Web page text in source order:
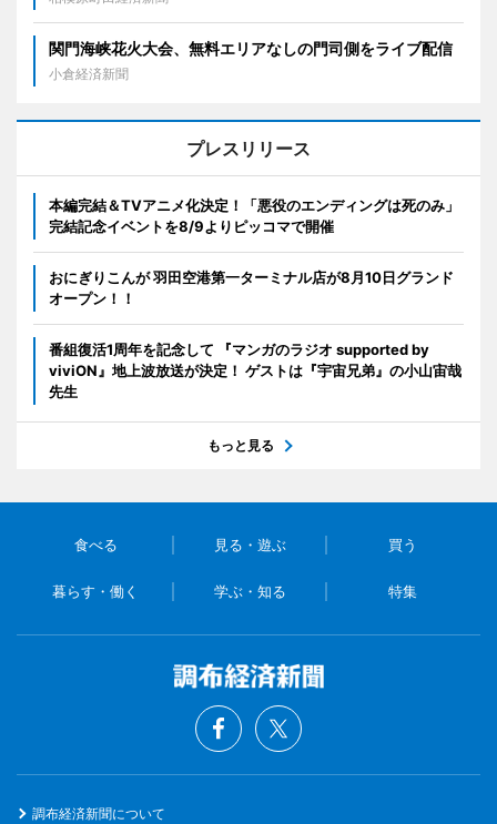
関門海峡花火大会、無料エリアなしの門司側をライブ配信
小倉経済新聞
プレスリリース
本編完結＆TVアニメ化決定！「悪役のエンディングは死のみ」
完結記念イベントを8/9よりピッコマで開催
おにぎりこんが 羽田空港第一ターミナル店が8月10日グランド
オープン！！
番組復活1周年を記念して 『マンガのラジオ supported by
viviON』地上波放送が決定！ ゲストは『宇宙兄弟』の小山宙哉
先生
もっと見る
食べる 見る・遊ぶ 買う
暮らす・働く 学ぶ・知る 特集
調布経済新聞について